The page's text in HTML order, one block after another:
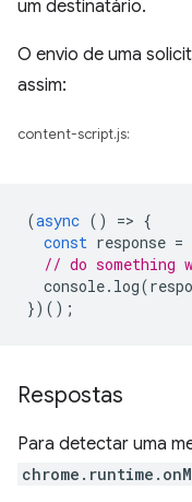
um destinatário.
O envio de uma
assim:
content-script.js:
(async () => {
const response =
// do something
console. log(
})();
Respostas
Para detectar uma